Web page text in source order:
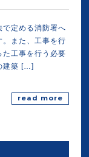
で定める消防署へ
。また、工事を行
た工事を行う必要
建築 […]
read more